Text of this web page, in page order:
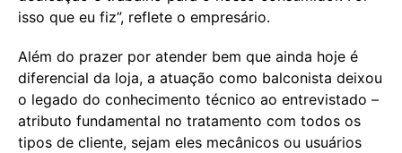
isso que eu fiz”, reflete o empresário.
Além do prazer por atender bem que ainda hoje é
diferencial da loja, a atuação como balconista deixou
o legado do conhecimento técnico ao entrevistado –
atributo fundamental no tratamento com todos os
tipos de cliente, sejam eles mecânicos ou usuários